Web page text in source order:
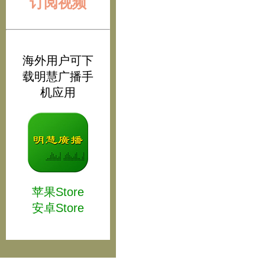
海外用户可下
载明慧广播手
机应用
苹果Store
安卓Store